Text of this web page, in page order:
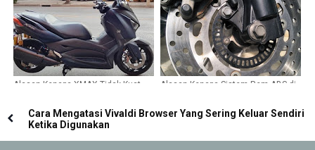
Alasan Kenapa XMAX Tidak Kuat
Alasan Kenapa Sistem Rem ABS di
Cara Mengatasi Vivaldi Browser Yang Sering Keluar Sendiri
Ketika Digunakan